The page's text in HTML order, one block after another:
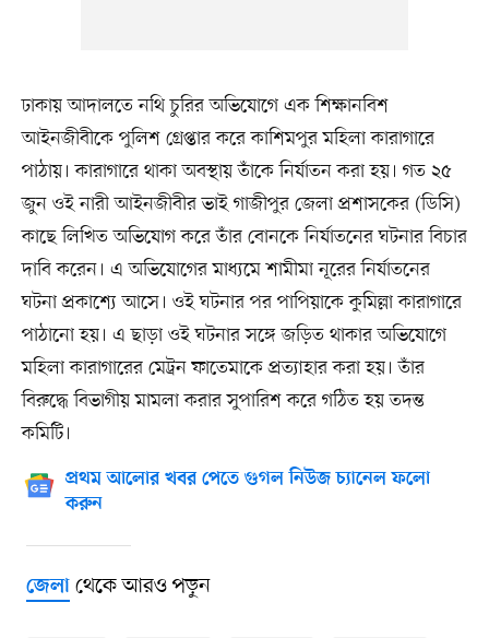
ঢাকায় আদালতে নথি চুরির অভিযোগে এক শিক্ষানবিশ
আইনজীবীকে পুলিশ গ্রেপ্তার করে কাশিমপুর মহিলা কারাগারে
পাঠায়। কারাগারে থাকা অবস্থায় তাঁকে নির্যাতন করা হয়। গত ২৫
জুন ওই নারী আইনজীবীর ভাই গাজীপুর জেলা প্রশাসকের (ডিসি)
কাছে লিখিত অভিযোগ করে তাঁর বোনকে নির্যাতনের ঘটনার বিচার
দাবি করেন। এ অভিযোগের মাধ্যমে শামীমা নূরের নির্যাতনের
ঘটনা প্রকাশ্যে আসে। ওই ঘটনার পর পাপিয়াকে কুমিল্লা কারাগারে
পাঠানো হয়। এ ছাড়া ওই ঘটনার সঙ্গে জড়িত থাকার অভিযোগে
মহিলা কারাগারের মেট্রন ফাতেমাকে প্রত্যাহার করা হয়। তাঁর
বিরুদ্ধে বিভাগীয় মামলা করার সুপারিশ করে গঠিত হয় তদন্ত
কমিটি।
প্রথম আলোর খবর পেতে গুগল নিউজ চ্যানেল ফলো
করুন
জেলাথেকে আরও পড়ুন